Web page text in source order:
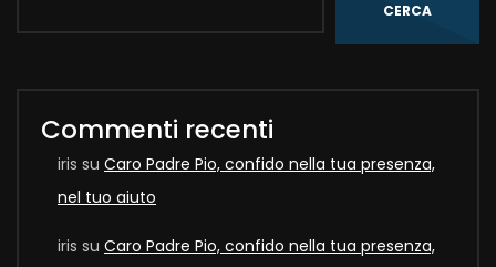
CERCA
Commenti recenti
iris su Caro Padre Pio, confido nella tua presenza,
nel tuo aiuto
iris su Caro Padre Pio, confido nella tua presenza,